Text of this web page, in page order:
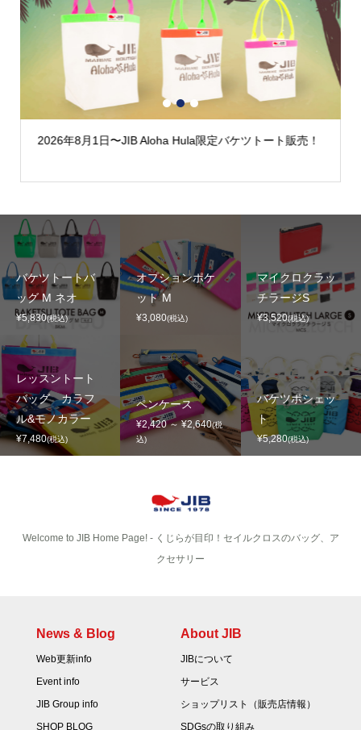
2026年8月1日〜JIB Aloha Hula限定バケツトート販売！
1 2 3
バケツトートバ
ッグ M ネオ
¥5,830(税込)
オプションポケ
ット M
¥3,080(税込)
マイクロクラッ
チラージS
¥3,520(税込)
レッスントート
バッグ カラフ
ル&モノカラー
¥7,480(税込)
ペンケース
¥2,420 ～ ¥2,640(税
込)
バケツポシェッ
ト
¥5,280(税込)
Welcome to JIB Home Page! ‐ くじらが目印！セイルクロスのバッグ、ア
クセサリー
News & Blog
Web更新info
Event info
JIB Group info
SHOP BLOG
About JIB
JIBについて
サービス
ショップリスト（販売店情報）
SDGsの取り組み